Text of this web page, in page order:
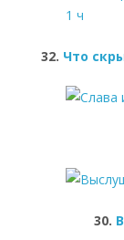
32. Что
30.